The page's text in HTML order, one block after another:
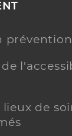
prévention
lieux de